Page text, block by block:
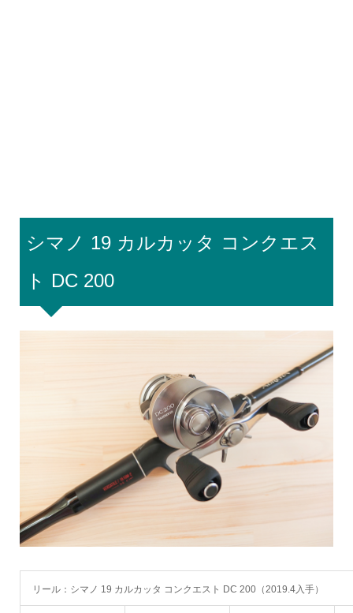
シマノ 19 カルカッタ コンクエス
ト DC 200
リール：シマノ 19 カルカッタ コンクエスト DC 200（2019.4入手）